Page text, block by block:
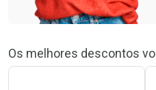
Os melhores descontos